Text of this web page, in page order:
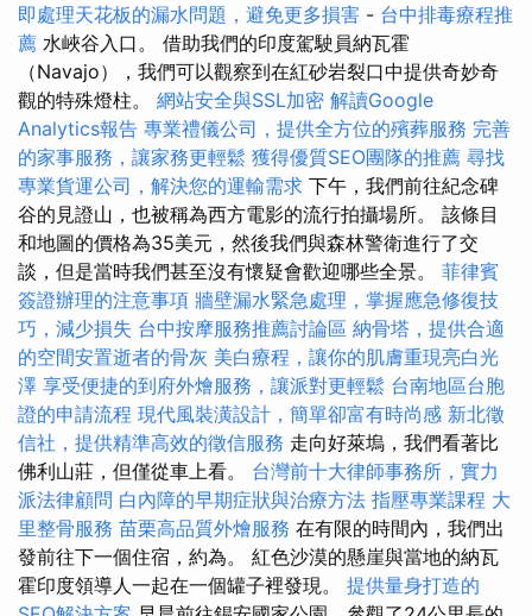
即處理天花板的漏水問題，避免更多損害 - 台中排毒療程推
薦 水峽谷入口。 借助我們的印度駕駛員納瓦霍
（Navajo），我們可以觀察到在紅砂岩裂口中提供奇妙奇
觀的特殊燈柱。 網站安全與SSL加密 解讀Google
Analytics報告 專業禮儀公司，提供全方位的殯葬服務 完善
的家事服務，讓家務更輕鬆 獲得優質SEO團隊的推薦 尋找
專業貨運公司，解決您的運輸需求 下午，我們前往紀念碑
谷的見證山，也被稱為西方電影的流行拍攝場所。 該條目
和地圖的價格為35美元，然後我們與森林警衛進行了交
談，但是當時我們甚至沒有懷疑會歡迎哪些全景。 菲律賓
簽證辦理的注意事項 牆壁漏水緊急處理，掌握應急修復技
巧，減少損失 台中按摩服務推薦討論區 納骨塔，提供合適
的空間安置逝者的骨灰 美白療程，讓你的肌膚重現亮白光
澤 享受便捷的到府外燴服務，讓派對更輕鬆 台南地區台胞
證的申請流程 現代風裝潢設計，簡單卻富有時尚感 新北徵
信社，提供精準高效的徵信服務 走向好萊塢，我們看著比
佛利山莊，但僅從車上看。 台灣前十大律師事務所，實力
派法律顧問 白內障的早期症狀與治療方法 指壓專業課程 大
里整骨服務 苗栗高品質外燴服務 在有限的時間內，我們出
發前往下一個住宿，約為。 紅色沙漠的懸崖與當地的納瓦
霍印度領導人一起在一個罐子裡發現。 提供量身打造的